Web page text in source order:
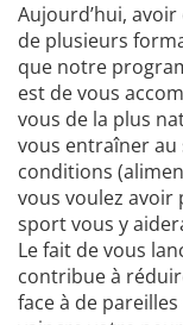
Aujourd’hui,
de plusieurs
que notre
est de vous
vous de la plus
vous entraîner
conditions
vous voulez avoir
sport vous y
Le fait de vous
contribue à
face à de